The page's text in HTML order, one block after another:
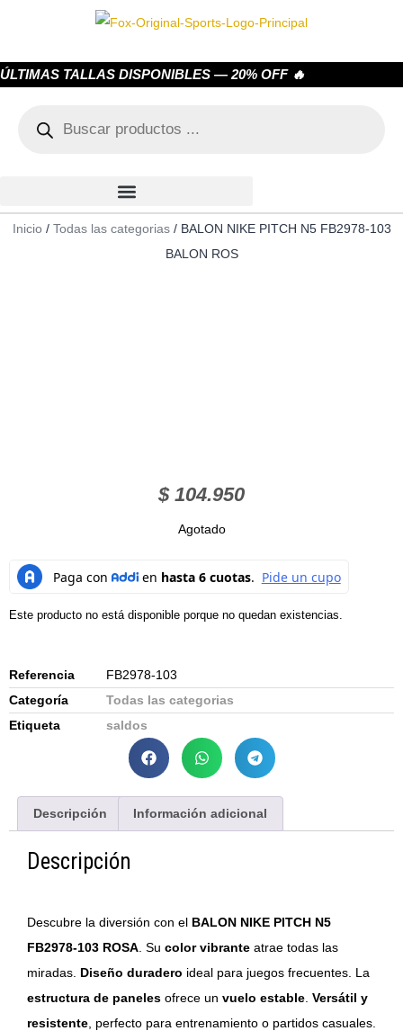
ÚLTIMAS TALLAS DISPONIBLES — 20% OFF 🔥
Inicio/ Todas las categorias/ BALON NIKE PITCH N5 FB2978-103
BALON ROS
$104.950
Agotado
Este producto no está disponible porque no quedan existencias.
Referencia
FB2978-103
Categoría
Todas las categorias
Etiqueta
saldos
Descripción Información adicional
Descripción
Descubre la diversión con el BALON NIKE PITCH N5
FB2978-103 ROSA . Su color vibrante atrae todas las
miradas. Diseño duradero ideal para juegos frecuentes. La
estructura de paneles ofrece un vuelo estable Versátil y
resistente , perfecto para entrenamiento o partidos casuales.